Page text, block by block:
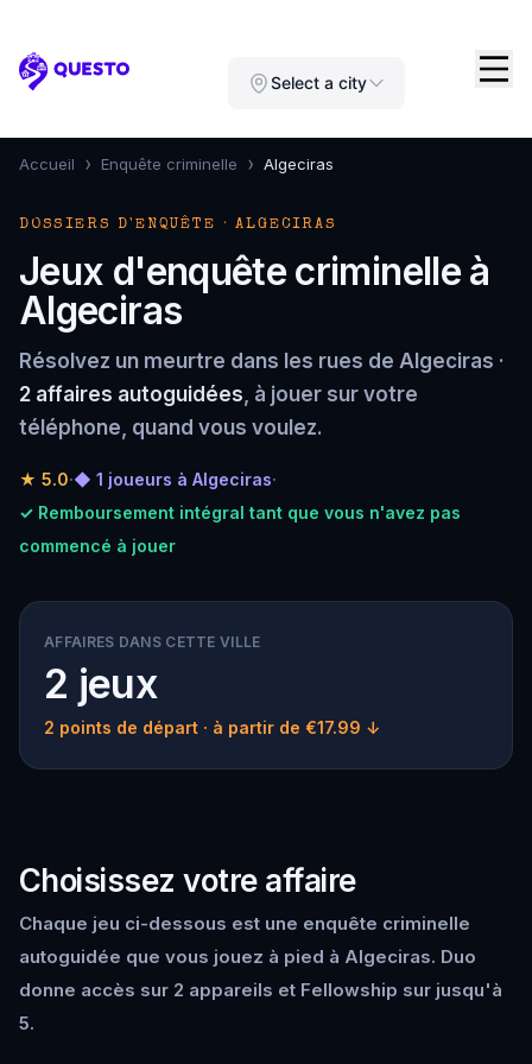
Questo Select a city
Accueil › Enquête criminelle › Algeciras
DOSSIERS D'ENQUÊTE · ALGECIRAS
Jeux d'enquête criminelle à
Algeciras
Résolvez un meurtre dans les rues de Algeciras ·
2 affaires autoguidées, à jouer sur votre
téléphone, quand vous voulez.
★ 5.0·◆ 1 joueurs à Algeciras·
✓ Remboursement intégral tant que vous n'avez pas
commencé à jouer
AFFAIRES DANS CETTE VILLE
2 jeux
2 points de départ · à partir de €17.99 ↓
Choisissez votre affaire
Chaque jeu ci-dessous est une enquête criminelle
autoguidée que vous jouez à pied à Algeciras. Duo
donne accès sur 2 appareils et Fellowship sur jusqu'à
5.